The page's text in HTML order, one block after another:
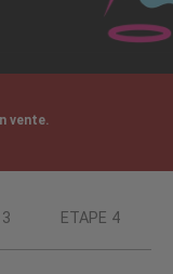
vente.
ETAPE 4